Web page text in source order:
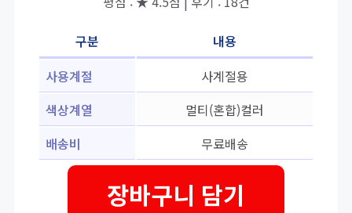
구분
내용
사용계절
사계절용
색상계열
멀티(혼합)컬러
배송비
무료배송
장바구니 담기